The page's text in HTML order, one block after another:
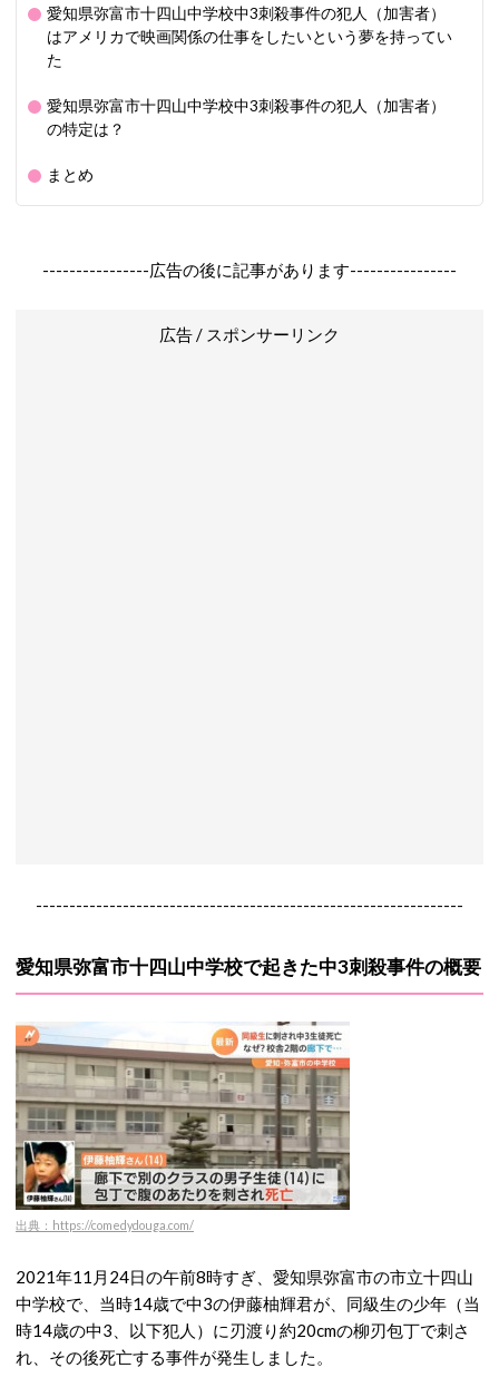
愛知県弥富市十四山中学校中3刺殺事件の犯人（加害者）
はアメリカで映画関係の仕事をしたいという夢を持ってい
た
愛知県弥富市十四山中学校中3刺殺事件の犯人（加害者）
の特定は？
まとめ
----------------広告の後に記事があります----------------
広告 / スポンサーリンク
----------------------------------------------------------------
愛知県弥富市十四山中学校で起きた中3刺殺事件の概要
出典：https://comedydouga.com/
2021年11月24日の午前8時すぎ、愛知県弥富市の市立十四山
中学校で、当時14歳で中3の伊藤柚輝君が、同級生の少年（当
時14歳の中3、以下犯人）に刃渡り約20cmの柳刃包丁で刺さ
れ、その後死亡する事件が発生しました。